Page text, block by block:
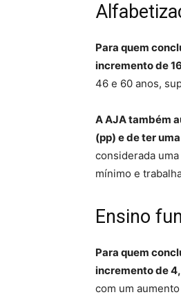
Para quem
incremento de
46 e 60 anos,
A AJA também
(pp) e de ter
considerada
mínimo e
Ensino
Para quem
incremento de
com um